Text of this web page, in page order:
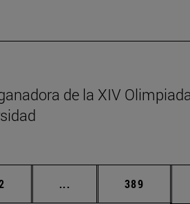
de la XIV
... Páginas intermedias
Página
389